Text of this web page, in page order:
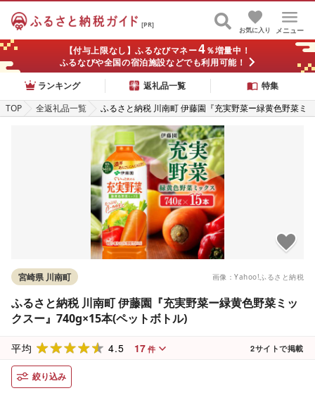
[PR]
メニュー
お気に入り
【付与上限なし】ふるなびマネー4％増量中！
ふるなびや全国の宿泊施設などでも利用可能！
ランキング
返礼品一覧
特集
TOP
全返礼品一覧
ふるさと納税 川南町 伊藤園『充実野菜ー緑黄色野菜ミ
ックスー』740g×15本(ペットボトル)
画像：Yahoo!ふるさと納税
宮崎県 川南町
ふるさと納税 川南町 伊藤園『充実野菜ー緑黄色野菜ミッ
クスー』740g×15本(ペットボトル)
平均 4.5 17 件 2サイトで掲載
絞り込み